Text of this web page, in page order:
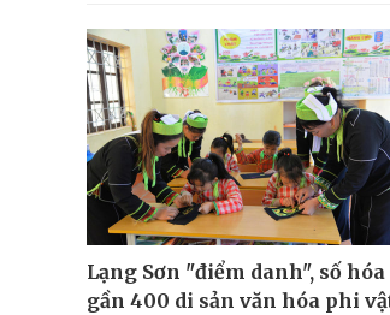
Lạng Sơn "điểm danh", số hóa
gần 400 di sản văn hóa phi